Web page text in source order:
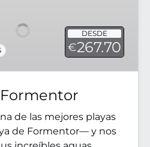
DESDE
€267.70
de las mejores playas
de Formentor— y nos